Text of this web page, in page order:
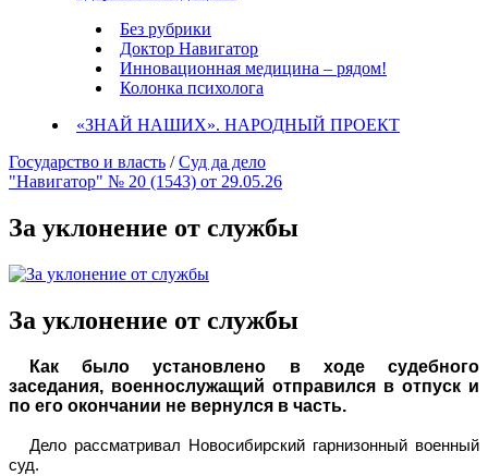
Без рубрики
Доктор Навигатор
Инновационная медицина – рядом!
Колонка психолога
«ЗНАЙ НАШИХ». НАРОДНЫЙ ПРОЕКТ
Государство и власть /Суд да дело
"Навигатор" № 20 (1543) от 29.05.26
За уклонение от службы
За уклонение от службы
Как было установлено в ходе судебного
заседания, военнослужащий отправился в отпуск и
по его окончании не вернулся в часть.
Дело рассматривал Новосибирский гарнизонный военный
суд.